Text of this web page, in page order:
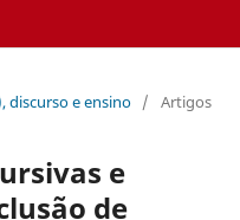
discurso e ensino / Artigos
e
de